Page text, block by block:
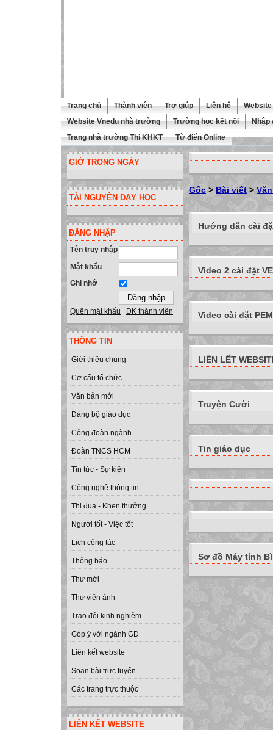
Trang chủ Thành viên Trợ giúp Liên hệ
Website Vnedu nhà trường
Trường học kết nối
Nhập
Trang nhà trường Thi KHKT
Từ điển Online
GIỜ TRONG NGÀY
TÀI NGUYÊN DẠY HỌC
ĐĂNG NHẬP
Tên truy nhập
Mật khẩu
Ghi nhớ
Quên mật khẩu ĐK thành viên
THÔNG TIN
Giới thiệu chung
Cơ cấu tổ chức
Văn bản mới
Đảng bộ giáo dục
Công đoàn ngành
Đoàn TNCS HCM
Tin tức - Sự kiện
Công nghệ thông tin
Thi đua - Khen thưởng
Người tốt - Việc tốt
Lịch công tác
Thông báo
Thư mời
Thư viện ảnh
Trao đổi kinh nghiệm
Góp ý với ngành GD
Liên kết website
Soạn bài trực tuyến
Các trang trực thuộc
LIÊN KẾT WEBSITE
Gốc > Bài viết >
Hướng dẫn cài
Video 2 cài đặt
Video cài đặt
LIÊN LẾT
Truyện Cười
Tin giáo dục
Sơ đồ Máy tính